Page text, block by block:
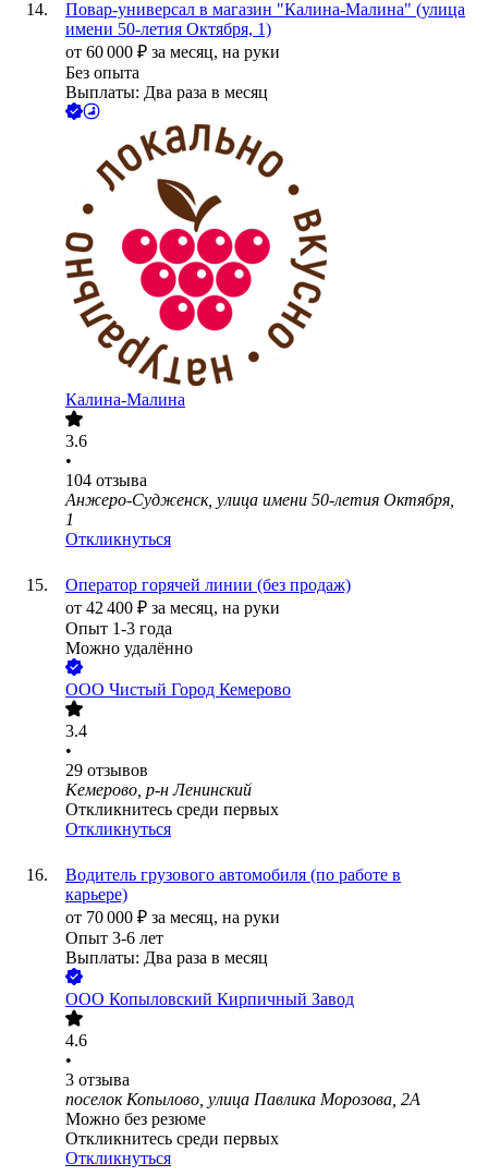
Повар-универсал в магазин "Калина-Малина" (улица
имени 50-летия Октября, 1)
от 60 000 ₽ за месяц, на руки
Без опыта
Выплаты: Два раза в месяц
Калина-Малина
3.6
•
104 отзыва
Анжеро-Судженск, улица имени 50-летия Октября,
1
Откликнуться
Оператор горячей линии (без продаж)
от 42 400 ₽ за месяц, на руки
Опыт 1-3 года
Можно удалённо
ООО Чистый Город Кемерово
3.4
•
29 отзывов
Кемерово, р-н Ленинский
Откликнитесь среди первых
Откликнуться
Водитель грузового автомобиля (по работе в
карьере)
от 70 000 ₽ за месяц, на руки
Опыт 3-6 лет
Выплаты: Два раза в месяц
ООО Копыловский Кирпичный Завод
4.6
•
3 отзыва
поселок Копылово, улица Павлика Морозова, 2А
Можно без резюме
Откликнитесь среди первых
Откликнуться